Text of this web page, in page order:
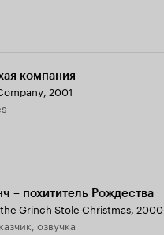
компания
, 2001
– похититель Рождества
Grinch Stole Christmas, 2000
озвучка